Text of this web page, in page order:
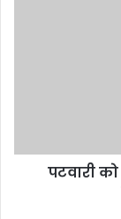
पटवारी